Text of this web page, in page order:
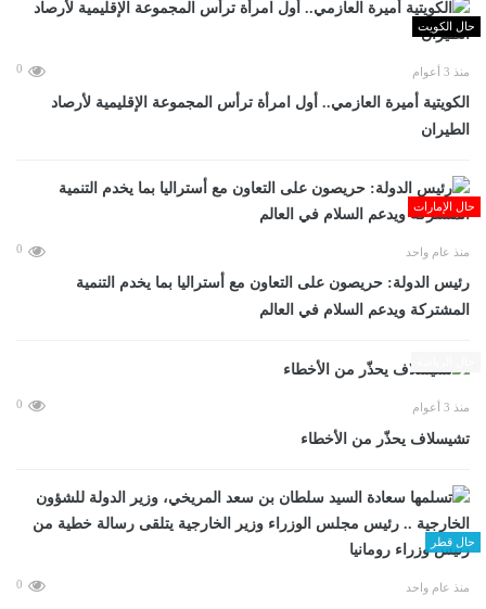
حال الكويت
منذ 3 أعوام 0
الكويتية أميرة العازمي.. أول امرأة ترأس المجموعة الإقليمية لأرصاد
الطيران
حال الإمارات
منذ عام واحد 0
رئيس الدولة: حريصون على التعاون مع أستراليا بما يخدم التنمية
المشتركة ويدعم السلام في العالم
منذ 3 أعوام 0
تشيسلاف يحذّر من الأخطاء
حال قطر
منذ عام واحد 0